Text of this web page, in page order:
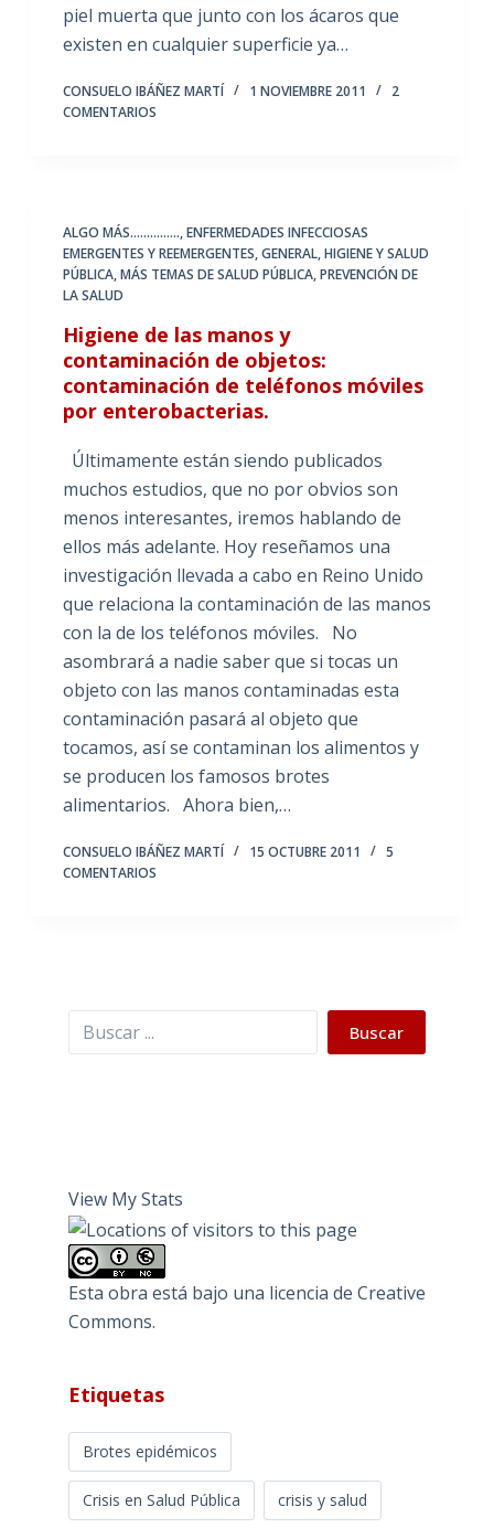
piel muerta que junto con los ácaros que
existen en cualquier superficie ya…
CONSUELO IBÁÑEZ MARTÍ 1 NOVIEMBRE 2011
2
COMENTARIOS
ALGO MÁS...............,ENFERMEDADES INFECCIOSAS
EMERGENTES Y REEMERGENTES,GENERAL,HIGIENE Y SALUD
PÚBLICA,MÁS TEMAS DE SALUD PÚBLICA,PREVENCIÓN DE
LA SALUD
Higiene de las manos y
contaminación de objetos:
contaminación de teléfonos móviles
por enterobacterias.
Últimamente están siendo publicados
muchos estudios, que no por obvios son
menos interesantes, iremos hablando de
ellos más adelante. Hoy reseñamos una
investigación llevada a cabo en Reino Unido
que relaciona la contaminación de las manos
con la de los teléfonos móviles. No
asombrará a nadie saber que si tocas un
objeto con las manos contaminadas esta
contaminación pasará al objeto que
tocamos, así se contaminan los alimentos y
se producen los famosos brotes
alimentarios. Ahora bien,…
CONSUELO IBÁÑEZ MARTÍ 15 OCTUBRE 2011
5
COMENTARIOS
Buscar Buscar
View My Stats
Esta obra está bajo una licencia de Creative
Commons.
Etiquetas
Brotes epidémicos
Crisis en Salud Pública crisis y salud